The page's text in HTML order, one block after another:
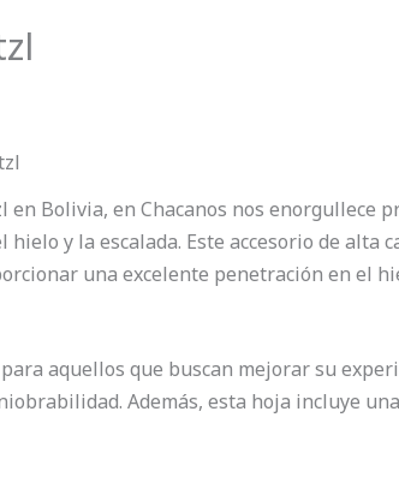
Bolivia, en Chacanos nos enorgullece
y la escalada. Este accesorio de alta
una excelente penetración en el
para aquellos que buscan mejorar su
Además, esta hoja incluye